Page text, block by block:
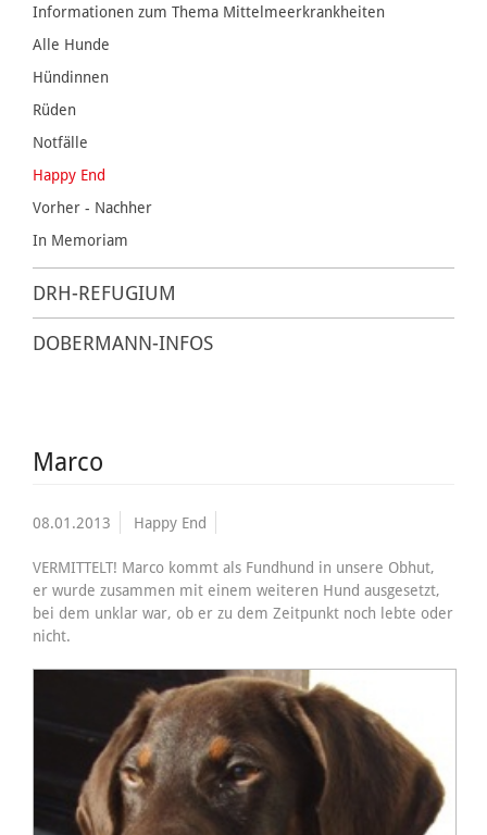
Informationen zum Thema Mittelmeerkrankheiten
Alle Hunde
Hündinnen
Rüden
Notfälle
Happy End
Vorher - Nachher
In Memoriam
DRH-REFUGIUM
DOBERMANN-INFOS
Marco
08.01.2013 Happy End
VERMITTELT! Marco kommt als Fundhund in unsere Obhut,
er wurde zusammen mit einem weiteren Hund ausgesetzt,
bei dem unklar war, ob er zu dem Zeitpunkt noch lebte oder
nicht.